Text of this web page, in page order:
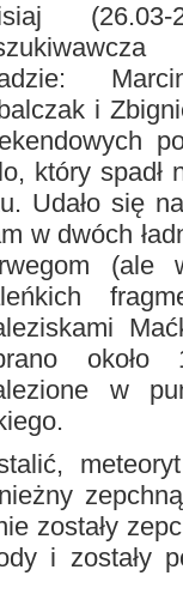
i
który spadł
Udało się
w dwóch
około
w
zostały
i zostały